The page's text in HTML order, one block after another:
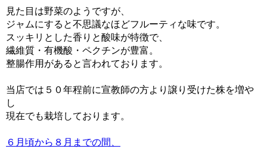
見た目は野菜のようですが、
ジャムにすると不思議なほどフルーティな味です。
スッキリとした香りと酸味が特徴で、
繊維質・有機酸・ペクチンが豊富。
整腸作用があると言われております。
当店では５０年程前に宣教師の方より譲り受けた株を増や
し
現在でも栽培しております。
６月頃から８月までの間、